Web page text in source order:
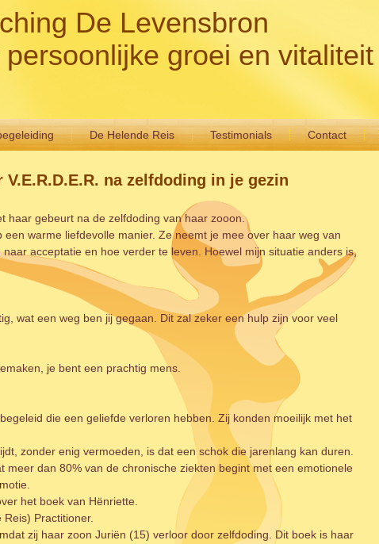
De Levensbron
persoonlijke groei en vitaliteit
De Helende Reis Testimonials Contact
na zelfdoding in je gezin
haar gebeurt na de zelfdoding van haar zooon.
warme liefdevolle manier. Ze neemt je mee over haar weg van
acceptatie en hoe verder te leven. Hoewel mijn situatie anders is,
wat een weg ben jij gegaan. Dit zal zeker een hulp zijn voor veel
je bent een prachtig mens.
die een geliefde verloren hebben. Zij konden moeilijk met het
zonder enig vermoeden, is dat een schok die jarenlang kan duren.
meer dan 80% van de chronische ziekten begint met een emotionele
het boek van Hënriette.
Practitioner.
zij haar zoon Juriën (15) verloor door zelfdoding. Dit boek is haar